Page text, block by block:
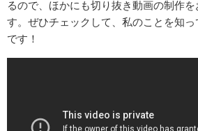
るので、ほかにも切り抜き動画の制作
す。ぜひチェックして、私のことを知
です！